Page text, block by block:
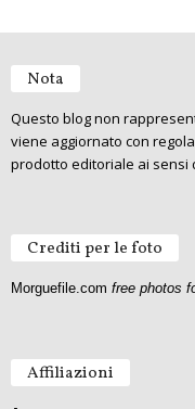
Nota
Questo blog non
viene aggiornato con
prodotto editoriale ai sensi
Crediti per le foto
Morguefile.com free photos
Affiliazioni